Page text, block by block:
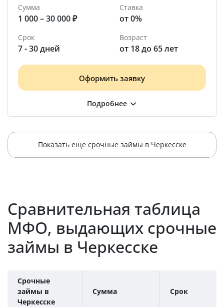
Сумма
1 000 – 30 000 ₽
Ставка
от 0%
Срок
7 - 30 дней
Возраст
от 18 до 65 лет
Оформить заявку
Показать еще срочные займы в Черкесске
Сравнительная таблица
МФО, выдающих срочные
займы в Черкесске
Срочные
займы в
Черкесске
Сумма Срок